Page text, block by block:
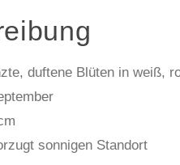
duftene Blüten in weiß,
sonnigen Standort